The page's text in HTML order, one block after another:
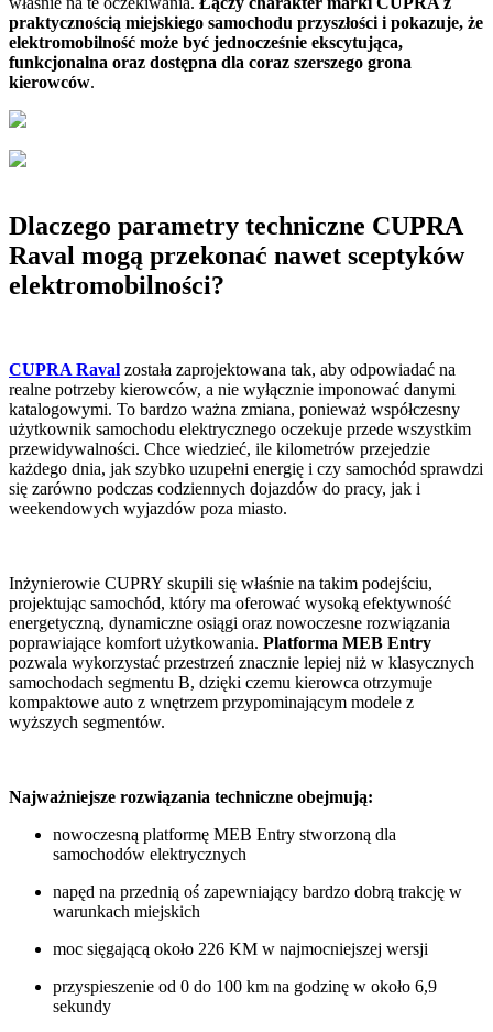
praktycznością miejskiego samochodu przyszłości i pokazuje, że
elektromobilność może być jednocześnie ekscytująca,
funkcjonalna oraz dostępna dla coraz szerszego grona
kierowców.
Dlaczego parametry techniczne CUPRA
Raval mogą przekonać nawet sceptyków
elektromobilności?
CUPRA Raval została zaprojektowana tak, aby odpowiadać na
realne potrzeby kierowców, a nie wyłącznie imponować danymi
katalogowymi. To bardzo ważna zmiana, ponieważ współczesny
użytkownik samochodu elektrycznego oczekuje przede wszystkim
przewidywalności. Chce wiedzieć, ile kilometrów przejedzie
każdego dnia, jak szybko uzupełni energię i czy samochód sprawdzi
się zarówno podczas codziennych dojazdów do pracy, jak i
weekendowych wyjazdów poza miasto.
Inżynierowie CUPRY skupili się właśnie na takim podejściu,
projektując samochód, który ma oferować wysoką efektywność
energetyczną, dynamiczne osiągi oraz nowoczesne rozwiązania
poprawiające komfort użytkowania. Platforma MEB Entry
pozwala wykorzystać przestrzeń znacznie lepiej niż w klasycznych
samochodach segmentu B, dzięki czemu kierowca otrzymuje
kompaktowe auto z wnętrzem przypominającym modele z
wyższych segmentów.
Najważniejsze rozwiązania techniczne obejmują:
nowoczesną platformę MEB Entry stworzoną dla
samochodów elektrycznych
napęd na przednią oś zapewniający bardzo dobrą trakcję w
warunkach miejskich
moc sięgającą około 226 KM w najmocniejszej wersji
przyspieszenie od 0 do 100 km na godzinę w około 6,9
sekundy